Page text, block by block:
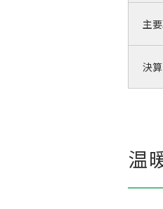
主
決算
温